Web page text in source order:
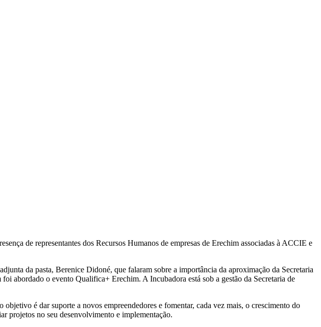
de representantes dos Recursos Humanos de empresas de Erechim associadas à ACCIE e
da pasta, Berenice Didoné, que falaram sobre a importância da aproximação da Secretaria
abordado o evento Qualifica+ Erechim. A Incubadora está sob a gestão da Secretaria de
é dar suporte a novos empreendedores e fomentar, cada vez mais, o crescimento do
projetos no seu desenvolvimento e implementação.